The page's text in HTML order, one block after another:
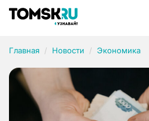
Главная Новости Экономика